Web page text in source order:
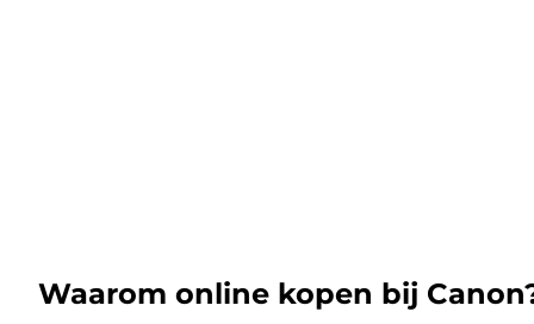
Waarom online kopen bij